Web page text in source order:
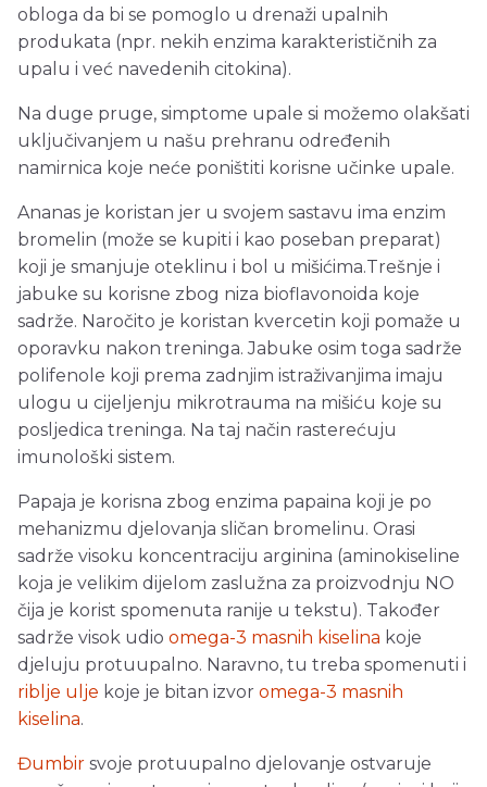
obloga da bi se pomoglo u drenaži upalnih
produkata (npr. nekih enzima karakterističnih za
upalu i već navedenih citokina).
Na duge pruge, simptome upale si možemo olakšati
uključivanjem u našu prehranu određenih
namirnica koje neće poništiti korisne učinke upale.
Ananas je koristan jer u svojem sastavu ima enzim
bromelin (može se kupiti i kao poseban preparat)
koji je smanjuje oteklinu i bol u mišićima.Trešnje i
jabuke su korisne zbog niza bioflavonoida koje
sadrže. Naročito je koristan kvercetin koji pomaže u
oporavku nakon treninga. Jabuke osim toga sadrže
polifenole koji prema zadnjim istraživanjima imaju
ulogu u cijeljenju mikrotrauma na mišiću koje su
posljedica treninga. Na taj način rasterećuju
imunološki sistem.
Papaja je korisna zbog enzima papaina koji je po
mehanizmu djelovanja sličan bromelinu. Orasi
sadrže visoku koncentraciju arginina (aminokiseline
koja je velikim dijelom zaslužna za proizvodnju NO
čija je korist spomenuta ranije u tekstu). Također
sadrže visok udio omega-3 masnih kiselina koje
djeluju protuupalno. Naravno, tu treba spomenuti i
riblje ulje koje je bitan izvor omega-3 masnih
kiselina.
Đumbir svoje protuupalno djelovanje ostvaruje